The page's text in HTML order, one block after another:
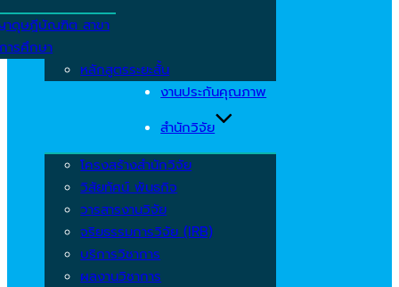
ดุษฎีบัณฑิต สาขา
ารศึกษา
หลักสูตรระยะสั้น
งานประกันคุณภาพ
สำนักวิจัย
โครงสร้างสำนักวิจัย
วิสัยทัศน์ พันธกิจ
วารสารงานวิจัย
จริยธรรมการวิจัย (IRB)
บริการวิชาการ
ผลงานวิชาการ